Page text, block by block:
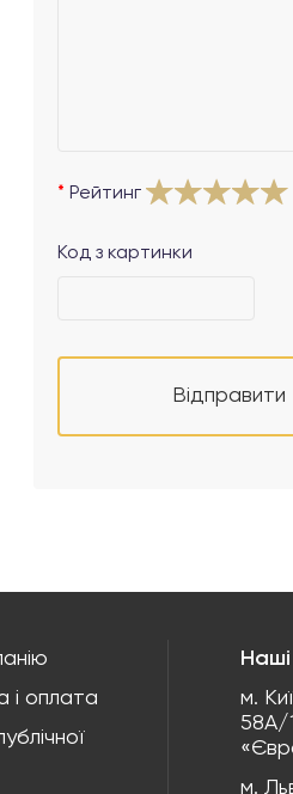
Рейтинг
Код з картинки
Відправити
і оплата
м.
58А/
м.